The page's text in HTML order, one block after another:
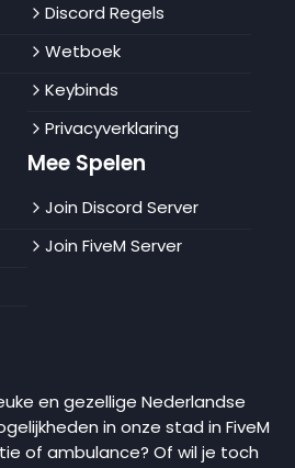
Discord Regels
Wetboek
Keybinds
Privacyverklaring
Mee Spelen
Join Discord Server
Join FiveM Server
en gezellige Nederlandse
in onze stad in FiveM
of ambulance? Of wil je toch